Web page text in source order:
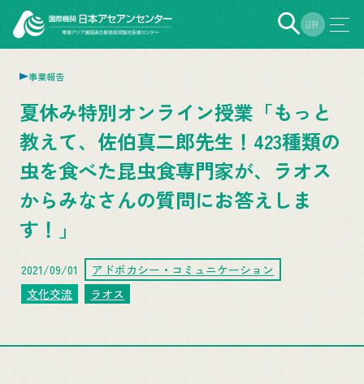
EN
JP
事業報告
夏休み特別オンライン授業「もっと
教えて、佐伯真二郎先生！423種類の
虫を食べた昆虫食専門家が、ラオス
からみなさんの質問にお答えしま
す！」
2021/09/01
アドボカシー・コミュニケーション
文化交流
ラオス